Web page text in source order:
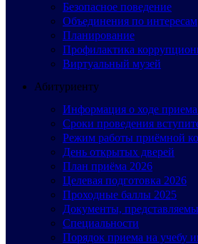
Безопасное поведение
Объединения по интересам
Планирование
Профилактика
Виртуальный музей
Абитуриенту
Информация о ходе
Сроки проведения
Режим работы приёмной
День открытых дверей
План приёма 2026
Целевая подготовка 2026
Проходные баллы 2025
Документы,
Специальности
Порядок приема на учебу